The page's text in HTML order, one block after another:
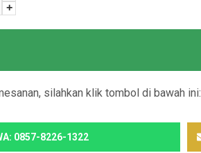
+
silahkan klik tombol di bawah ini:
0857-8226-1322